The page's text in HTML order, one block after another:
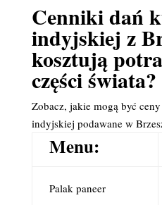
Cenniki dań
indyjskiej z
kosztują
części świata?
Zobacz, jakie mogą być
indyjskiej podawane w
Menu:
Palak paneer